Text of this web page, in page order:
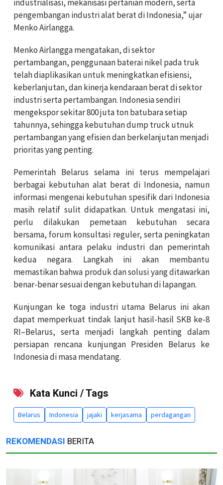
industrialisasi, mekanisasi pertanian modern, serta
pengembangan industri alat berat di Indonesia,” ujar
Menko Airlangga.
Menko Airlangga mengatakan, di sektor
pertambangan, penggunaan baterai nikel pada truk
telah diaplikasikan untuk meningkatkan efisiensi,
keberlanjutan, dan kinerja kendaraan berat di sektor
industri serta pertambangan. Indonesia sendiri
mengekspor sekitar 800 juta ton batubara setiap
tahunnya, sehingga kebutuhan dump truck utnuk
pertambangan yang efisien dan berkelanjutan menjadi
prioritas yang penting.
Pemerintah Belarus selama ini terus mempelajari
berbagai kebutuhan alat berat di Indonesia, namun
informasi mengenai kebutuhan spesifik dari Indonesia
masih relatif sulit didapatkan. Untuk mengatasi ini,
perlu dilakukan pemetaan kebutuhan secara
bersama, forum konsultasi reguler, serta peningkatan
komunikasi antara pelaku industri dan pemerintah
kedua negara. Langkah ini akan membantu
memastikan bahwa produk dan solusi yang ditawarkan
benar-benar sesuai dengan kebutuhan di lapangan.
Kunjungan ke toga industri utama Belarus ini akan
dapat memperkuat tindak lanjut hasil-hasil SKB ke-8
RI–Belarus, serta menjadi langkah penting dalam
persiapan rencana kunjungan Presiden Belarus ke
Indonesia di masa mendatang.
Kata Kunci / Tags
Belarus Indonesia jajaki kerjasama perdagangan
REKOMENDASI BERITA